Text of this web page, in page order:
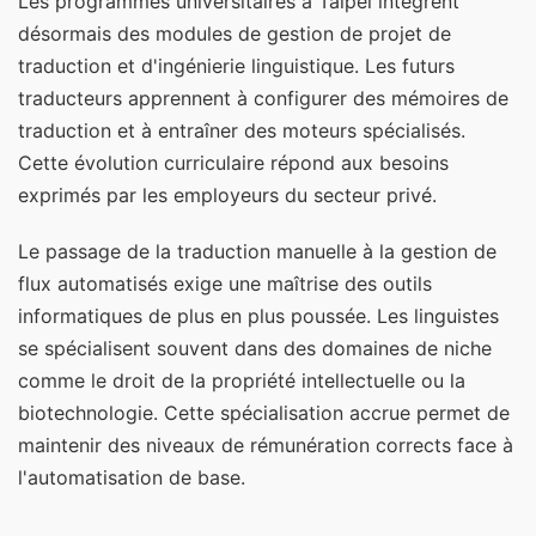
désormais des modules de gestion de projet de
traduction et d'ingénierie linguistique. Les futurs
traducteurs apprennent à configurer des mémoires de
traduction et à entraîner des moteurs spécialisés.
Cette évolution curriculaire répond aux besoins
exprimés par les employeurs du secteur privé.
Le passage de la traduction manuelle à la gestion de
flux automatisés exige une maîtrise des outils
informatiques de plus en plus poussée. Les linguistes
se spécialisent souvent dans des domaines de niche
comme le droit de la propriété intellectuelle ou la
biotechnologie. Cette spécialisation accrue permet de
maintenir des niveaux de rémunération corrects face à
l'automatisation de base.